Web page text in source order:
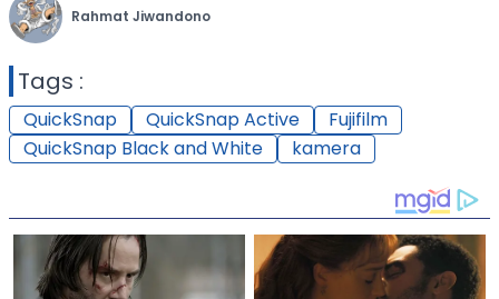
Rahmat Jiwandono
Tags :
QuickSnap QuickSnap Active
Fujifilm
QuickSnap Black and White
kamera